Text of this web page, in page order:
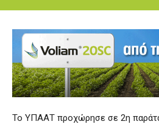
Το ΥΠΑΑΤ προχώρησε σε 2η